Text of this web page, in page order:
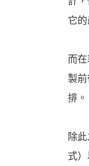
資
它的
而
製
排。
除
式）